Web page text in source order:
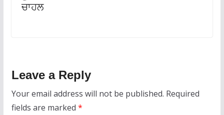
ਚਾਹਲ
Leave a Reply
Your email address will not be published. Required
fields are marked *